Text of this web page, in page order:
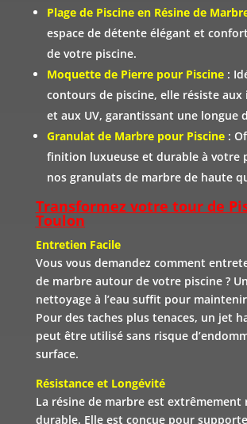
Plage de Piscine en Résine de
espace de détente élégant et
de votre piscine.
Moquette de Pierre pour Piscine:
contours de piscine, elle résiste aux
et aux UV, garantissant une longue
Granulat de Marbre pour Piscine:
finition luxueuse et durable à votre
nos granulats de marbre de haute
Transformez votre tour de
Toulon
Entretien Facile
Vous vous demandez comment
de marbre autour de votre piscine ?
nettoyage à l’eau suffit pour
Pour des taches plus tenaces, un jet
peut être utilisé sans risque
surface.
Résistance et Longévité
La résine de marbre est extrêmement
durable. Elle est conçue pour